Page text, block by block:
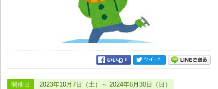
開催日 2023年10月7日（土）～ 2024年6月30日（日）